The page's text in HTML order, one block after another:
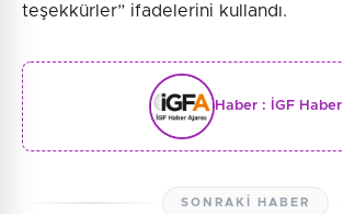
teşekkürler” ifadelerini kullandı.
Haber : İGF Haber
SONRAKI HABER